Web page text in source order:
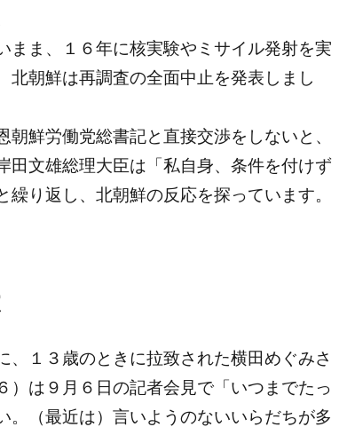
ま、１６年に核実験やミサイル発射を実
朝鮮は再調査の全面中止を発表しまし
鮮労働党総書記と直接交渉をしないと、
田文雄総理大臣は「私自身、条件を付けず
り返し、北朝鮮の反応を探っています。
１３歳のときに拉致された横田めぐみさ
）は９月６日の記者会見で「いつまでたっ
。（最近は）言いようのないいらだちが多